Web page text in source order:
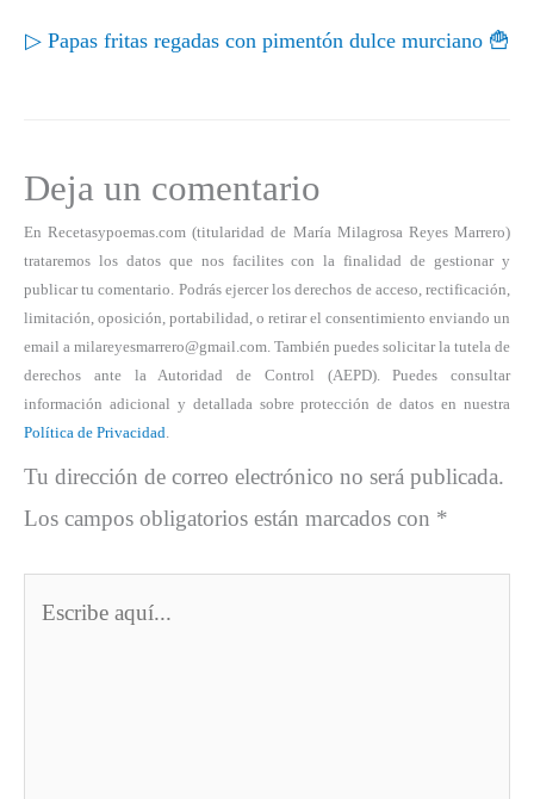
▷ Papas fritas regadas con pimentón dulce murciano 🍟
Deja un comentario
En Recetasypoemas.com (titularidad de María Milagrosa Reyes Marrero)
trataremos los datos que nos facilites con la finalidad de gestionar y
publicar tu comentario. Podrás ejercer los derechos de acceso, rectificación,
limitación, oposición, portabilidad, o retirar el consentimiento enviando un
email a milareyesmarrero@gmail.com. También puedes solicitar la tutela de
derechos ante la Autoridad de Control (AEPD). Puedes consultar
información adicional y detallada sobre protección de datos en nuestra
Política de Privacidad.
Tu dirección de correo electrónico no será publicada.
Los campos obligatorios están marcados con *